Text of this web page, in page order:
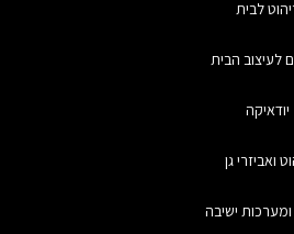
לבית
לעיצוב הבית
יודאיקה
ואביזרי גן
ישיבה